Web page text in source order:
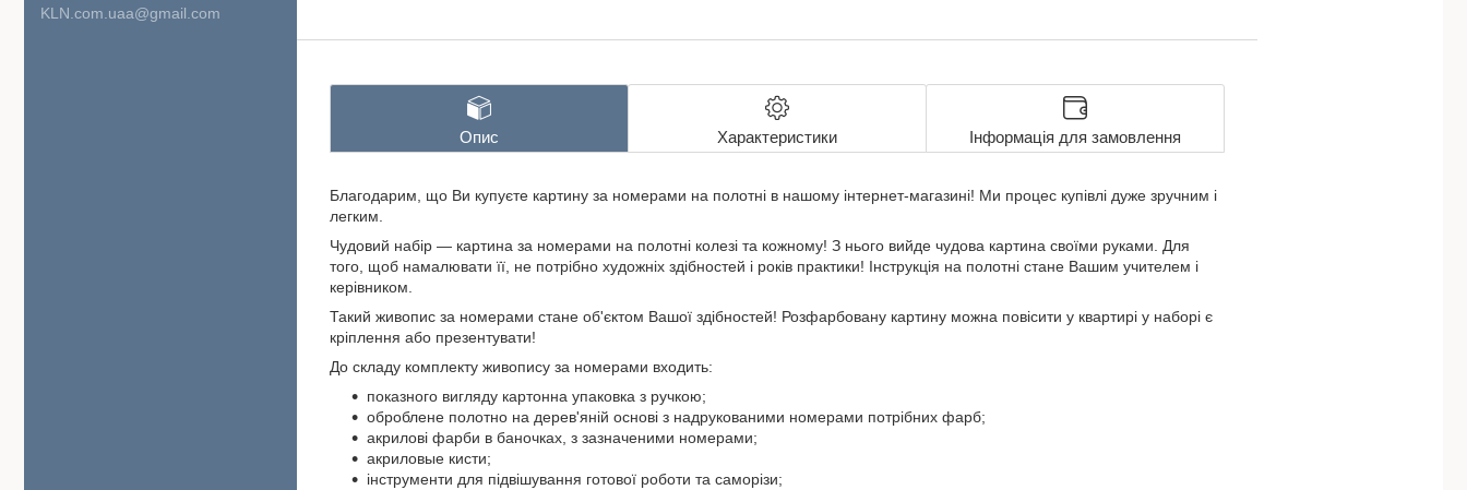
Опис Характеристики Інформація для замовлення
Благодарим, що Ви купуєте картину за номерами на полотні в нашому інтернет-магазині! Ми процес купівлі дуже зручним і
легким.
Чудовий набір — картина за номерами на полотні колезі та кожному! З нього вийде чудова картина своїми руками. Для
того, щоб намалювати її, не потрібно художніх здібностей і років практики! Інструкція на полотні стане Вашим учителем і
керівником.
Такий живопис за номерами стане об'єктом Вашої здібностей! Розфарбовану картину можна повісити у квартирі у наборі є
кріплення або презентувати!
До складу комплекту живопису за номерами входить:
показного вигляду картонна упаковка з ручкою;
оброблене полотно на дерев'яній основі з надрукованими номерами потрібних фарб;
акрилові фарби в баночках, з зазначеними номерами;
акриловые кисти;
інструменти для підвішування готової роботи та саморізи;
KLN.com.uaa@gmail.com